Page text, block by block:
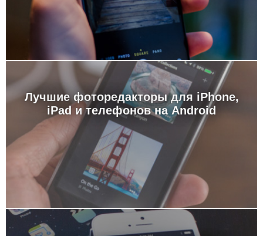
Лучшие фоторедакторы для iPhone,
iPad и телефонов на Android